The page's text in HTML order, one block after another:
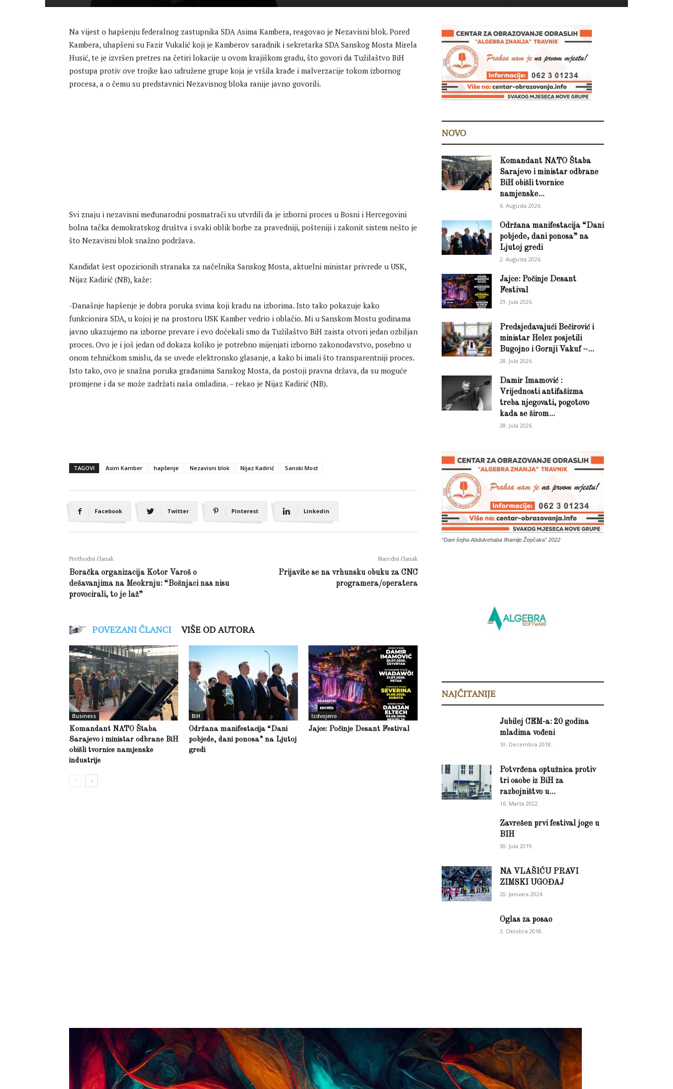
Na vijest o hapšenju federalnog zastupnika SDA Asima Kambera, reagovao je Nezavisni blok. Pored
Kambera, uhapšeni su Fazir Vukalić koji je Kamberov saradnik i sekretarka SDA Sanskog Mosta Mirela
Husić, te je izvršen pretres na četiri lokacije u ovom krajiškom gradu, što govori da Tužilaštvo BiH
postupa protiv ove trojke kao udružene grupe koja je vršila krađe i malverzacije tokom izbornog
procesa, a o čemu su predstavnici Nezavisnog bloka ranije javno govorili.
Svi znaju i nezavisni međunarodni posmatrači su utvrdili da je izborni proces u Bosni i Hercegovini
bolna tačka demokratskog društva i svaki oblik borbe za pravedniji, pošteniji i zakonit sistem nešto je
što Nezavisni blok snažno podržava.
Kandidat šest opozicionih stranaka za načelnika Sanskog Mosta, aktuelni ministar privrede u USK,
Nijaz Kadirić (NB), kaže:
-Današnje hapšenje je dobra poruka svima koji kradu na izborima. Isto tako pokazuje kako
funkcionira SDA, u kojoj je na prostoru USK Kamber vedrio i oblačio. Mi u Sanskom Mostu godinama
javno ukazujemo na izborne prevare i evo dočekali smo da Tužilaštvo BiH zaista otvori jedan ozbiljan
proces. Ovo je i još jedan od dokaza koliko je potrebno mijenjati izborno zakonodavstvo, posebno u
onom tehničkom smislu, da se uvede elektronsko glasanje, a kako bi imali što transparentniji proces.
Isto tako, ovo je snažna poruka građanima Sanskog Mosta, da postoji pravna država, da su moguće
promjene i da se može zadržati naša omladina. – rekao je Nijaz Kadirić (NB).
TAGOVI Asim Kamber hapšenje Nezavisni blok Nijaz Kadirić Sanski Most
Facebook Twitter Pinterest Linkedin
Prethodni članak
Boračka organizacija Kotor Varoš o
dešavanjima na Meokrnju: “Bošnjaci nas nisu
provocirali, to je laž”
Naredni članak
Prijavite se na vrhunsku obuku za CNC
programera/operatera
POVEZANI ČLANCI VIŠE OD AUTORA
Business
Komandant NATO Štaba
Sarajevo i ministar odbrane BiH
obišli tvornice namjenske
industrije
BiH
Održana manifestacija “Dani
pobjede, dani ponosa” na Ljutoj
gredi
Izdvojeno
Jajce: Počinje Desant Festival
NOVO
Komandant NATO Štaba
Sarajevo i ministar odbrane
BiH obišli tvornice
namjenske...
6. Augusta 2026.
Održana manifestacija “Dani
pobjede, dani ponosa” na
Ljutoj gredi
2. Augusta 2026.
Jajce: Počinje Desant
Festival
29. Jula 2026.
Predsjedavajući Bečirović i
ministar Helez posjetili
Bugojno i Gornji Vakuf –...
28. Jula 2026.
Damir Imamović :
Vrijednosti antifašizma
treba njegovati, pogotovo
kada se širom...
28. Jula 2026.
“Dani šejha Abdulvehaba Ilhamije Žepčaka” 2022
NAJČITANIJE
Jubilej CEM-a: 20 godina
mladima vođeni
10. Decembra 2018.
Potvrđena optužnica protiv
tri osobe iz BiH za
razbojništvo u...
16. Marta 2022.
Zavrešen prvi festival joge u
BIH
30. Jula 2019.
NA VLAŠIĆU PRAVI
ZIMSKI UGOĐAJ
20. Januara 2024.
Oglas za posao
3. Oktobra 2018.